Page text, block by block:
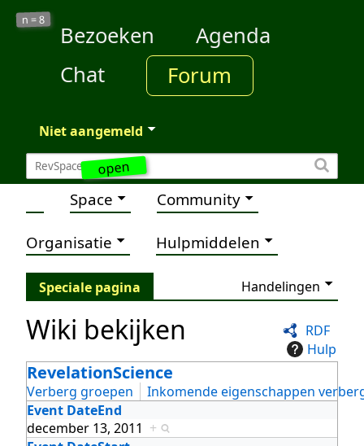
open
n =8
Bezoeken
Agenda
Chat
Forum
Niet aangemeld
Space Community
Organisatie Hulpmiddelen
Speciale pagina Handelingen
RDF
Hulp
Wiki bekijken
RevelationScience
Verberg groepen
Inkomende eigenschappen
Event DateEnd
december 13, 2011 +